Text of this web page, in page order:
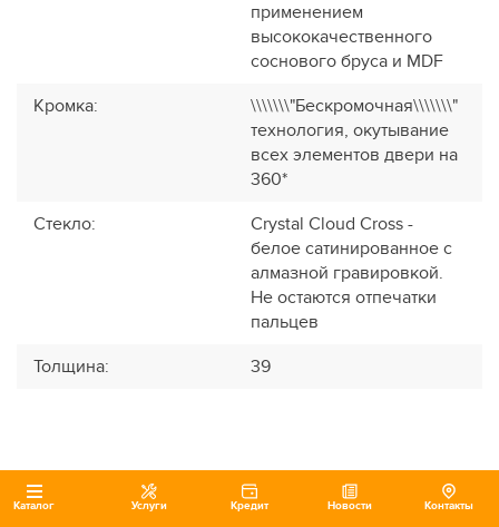
Каталог Услуги Кредит Новости Контакты
применением
высококачественного
соснового бруса и MDF
Кромка:
\\\\\\\"Бескромочная\\\\\\\"
технология, окутывание
всех элементов двери на
360*
Стекло:
Crystal Cloud Cross -
белое сатинированное с
алмазной гравировкой.
Не остаются отпечатки
пальцев
Толщина: 39